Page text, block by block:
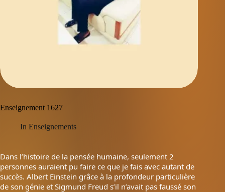
Enseignement 1627
In Enseignements
Dans l’histoire de la pensée humaine, seulement 2
personnes auraient pu faire ce que je fais avec autant de
succès. Albert Einstein grâce à la profondeur particulière
de son génie et Sigmund Freud s’il n’avait pas faussé son